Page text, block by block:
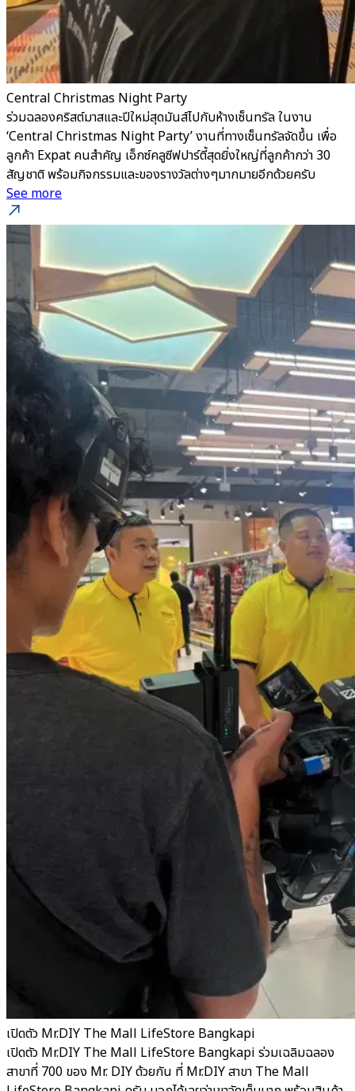
Central Christmas Night Party
ร่วมฉลองคริสต์มาสและปีใหม่สุดมันส์ไปกับห้างเซ็นทรัล ในงาน
‘Central Christmas Night Party’ งานที่ทางเซ็นทรัลจัดขึ้น เพื่อ
ลูกค้า Expat คนสำคัญ เอ็กซ์คลูซีฟปาร์ตี้สุดยิ่งใหญ่ที่ลูกค้ากว่า 30
สัญชาติ พร้อมกิจกรรมและของรางวัลต่างๆมากมายอีกด้วยครับ
See more
เปิดตัว Mr.DIY The Mall LifeStore Bangkapi
เปิดตัว Mr.DIY The Mall LifeStore Bangkapi ร่วมเฉลิมฉลอง
สาขาที่ 700 ของ Mr. DIY ด้วยกัน ที่ Mr.DIY สาขา The Mall